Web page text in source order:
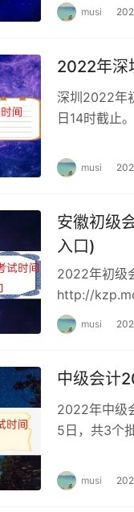
musi
2022年深
深圳2022年
日14时截止
musi
安徽初级
入口)
2022年初级
http://
24日14：0…
musi
中级会计
2022年中级
5日，共3个
musi